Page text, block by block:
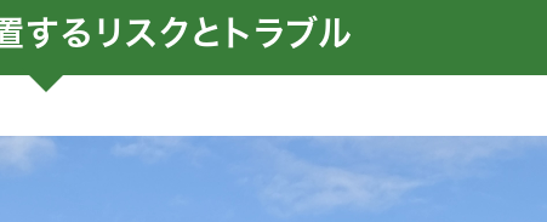
るリスクとトラブル